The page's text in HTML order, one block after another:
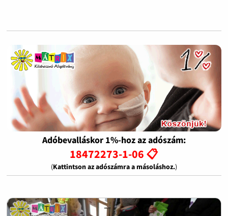
Adóbevalláskor 1%-hoz az adószám:
18472273-1-06 📋
(Kattintson az adószámra a másoláshoz.)